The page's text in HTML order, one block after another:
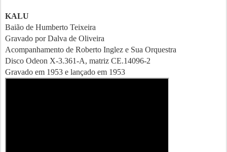
KALU
Baião de Humberto Teixeira
Gravado por Dalva de Oliveira
Acompanhamento de Roberto Inglez e Sua Orquestra
Disco Odeon X-3.361-A, matriz CE.14096-2
Gravado em 1953 e lançado em 1953